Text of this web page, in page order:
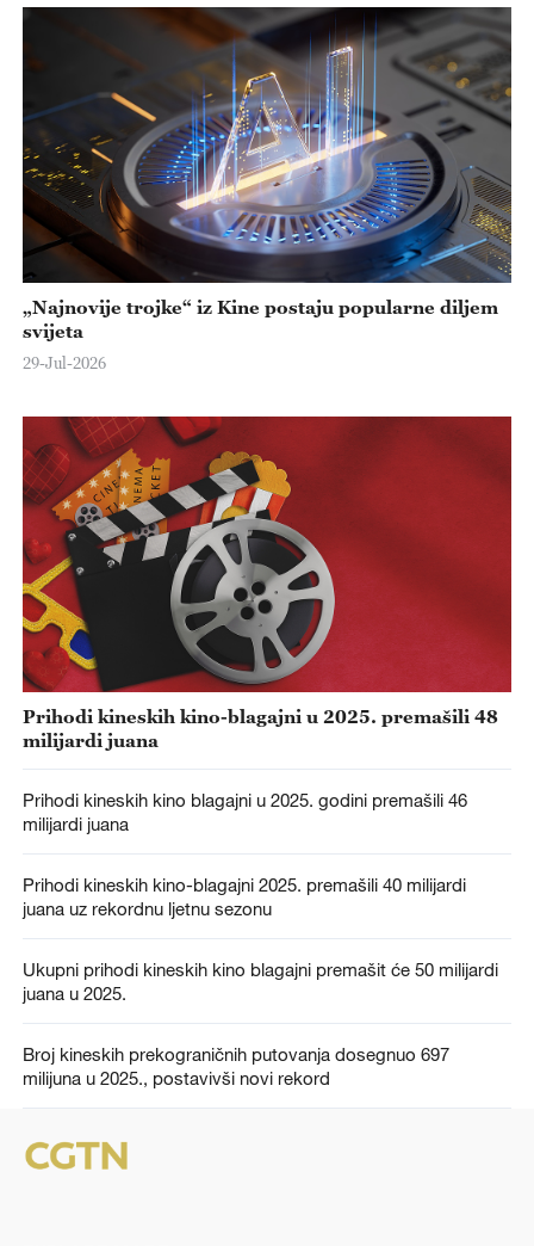
„Najnovije trojke“ iz Kine postaju popularne diljem
svijeta
29-Jul-2026
Prihodi kineskih kino-blagajni u 2025. premašili 48
milijardi juana
Prihodi kineskih kino blagajni u 2025. godini premašili 46
milijardi juana
Prihodi kineskih kino-blagajni 2025. premašili 40 milijardi
juana uz rekordnu ljetnu sezonu
Ukupni prihodi kineskih kino blagajni premašit će 50 milijardi
juana u 2025.
Broj kineskih prekograničnih putovanja dosegnuo 697
milijuna u 2025., postavivši novi rekord